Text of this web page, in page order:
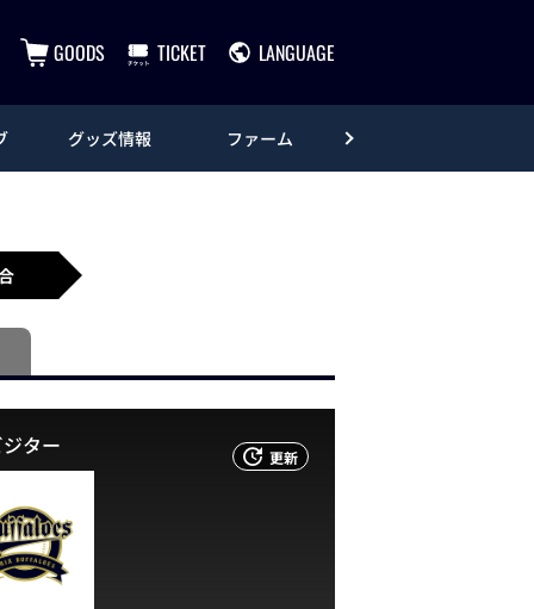
GOODS TICKET LANGUAGE
グッズ情報 ファーム
更新
ジター